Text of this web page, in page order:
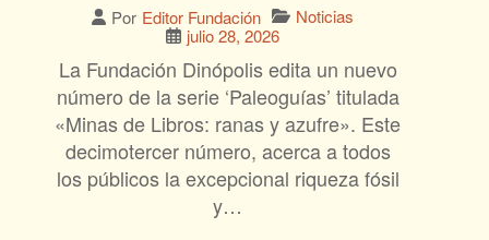
Por Editor Fundación
Noticias
julio 28, 2026
La Fundación Dinópolis edita un nuevo
número de la serie ‘Paleoguías’ titulada
«Minas de Libros: ranas y azufre». Este
decimotercer número, acerca a todos
los públicos la excepcional riqueza fósil
y…